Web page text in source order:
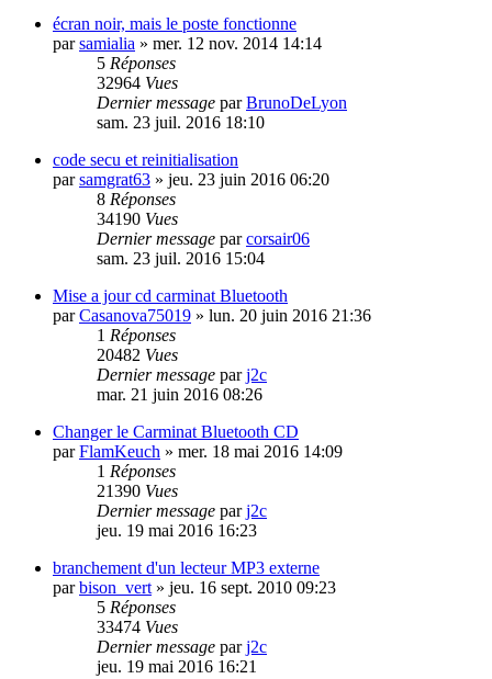
écran noir, mais le poste fonctionne
parsamialia » mer. 12 nov. 2014 14:14
5 Réponses
32964 Vues
Dernier message parBrunoDeLyon
sam. 23 juil. 2016 18:10
code secu et reinitialisation
parsamgrat63 » jeu. 23 juin 2016 06:20
8 Réponses
34190 Vues
Dernier message parcorsair06
sam. 23 juil. 2016 15:04
Mise a jour cd carminat Bluetooth
parCasanova75019 » lun. 20 juin 2016 21:36
1 Réponses
20482 Vues
Dernier message parj2c
mar. 21 juin 2016 08:26
Changer le Carminat Bluetooth CD
parFlamKeuch » mer. 18 mai 2016 14:09
1 Réponses
21390 Vues
Dernier message parj2c
jeu. 19 mai 2016 16:23
branchement d'un lecteur MP3 externe
parbison_vert » jeu. 16 sept. 2010 09:23
5 Réponses
33474 Vues
Dernier message parj2c
jeu. 19 mai 2016 16:21